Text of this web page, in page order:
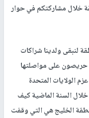
خلال مشاركتكم في حوار
لنبقى ولدينا شراكات
حريصون على مواصلتها
الولايات المتحدة
خلال السنة الماضية كيف
الخليج هي التي وقفت